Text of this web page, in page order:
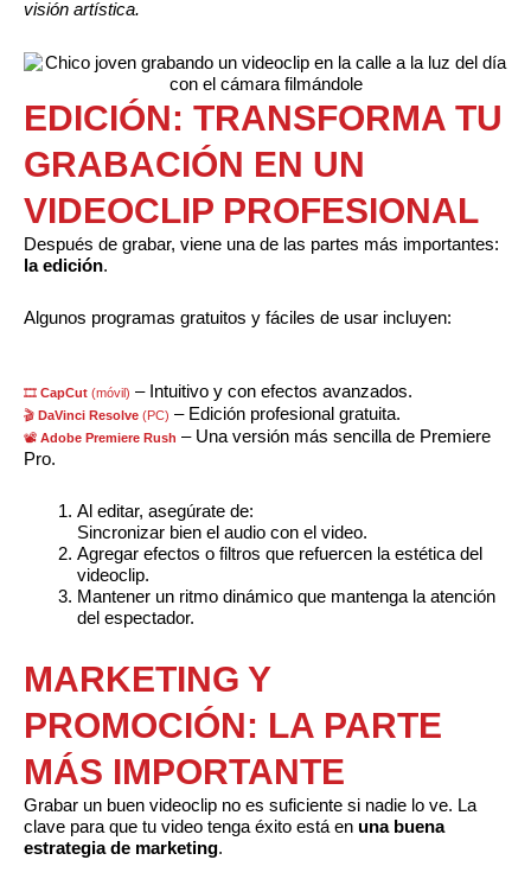
visión artística.
EDICIÓN: TRANSFORMA TU
GRABACIÓN EN UN
VIDEOCLIP PROFESIONAL
Después de grabar, viene una de las partes más importantes:
la edición.
Algunos programas gratuitos y fáciles de usar incluyen:
🎞 CapCut (móvil) – Intuitivo y con efectos avanzados.
🎬 DaVinci Resolve (PC) – Edición profesional gratuita.
📽 Adobe Premiere Rush – Una versión más sencilla de Premiere
Pro.
Al editar, asegúrate de:
Sincronizar bien el audio con el video.
Agregar efectos o filtros que refuercen la estética del
videoclip.
Mantener un ritmo dinámico que mantenga la atención
del espectador.
MARKETING Y
PROMOCIÓN: LA PARTE
MÁS IMPORTANTE
Grabar un buen videoclip no es suficiente si nadie lo ve. La
clave para que tu video tenga éxito está en una buena
estrategia de marketing.